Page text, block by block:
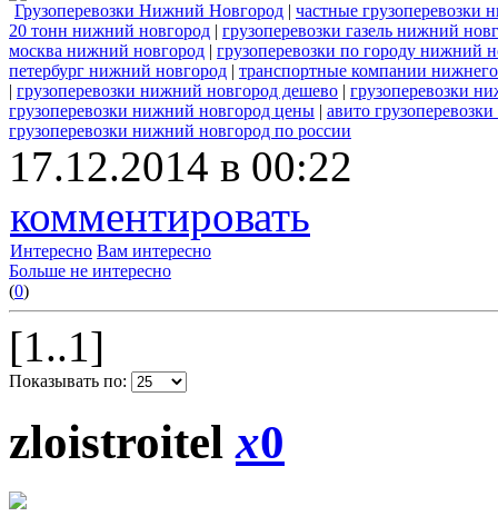
Грузоперевозки Нижний Новгород | частные грузоперевозки
20 тонн нижний новгород | грузоперевозки газель нижний
москва нижний новгород | грузоперевозки по городу нижний
петербург нижний новгород | транспортные компании нижнего
| грузоперевозки нижний новгород дешево | грузоперевозки
грузоперевозки нижний новгород цены | авито
грузоперевозки нижний новгород по россии
17.12.2014 в 00:22
комментировать
Интересно Вам интересно
Больше не интересно
(0)
[1..1]
Показывать по:
zloistroitelx0